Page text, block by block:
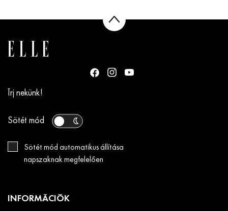
Írj nekünk!
Sötét mód
Sötét mód automatikus állítása
napszaknak megfelelően
INFORMÁCIÓK